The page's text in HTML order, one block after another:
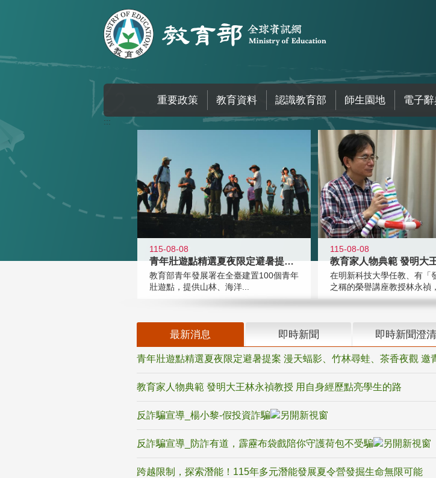
重要政策 教育資料 認識教育部 師生園地 電子
:::
115-08-08
青年壯遊點精選夏夜限定避暑提案 漫
教育部青年發展署在全臺建置100個青年
壯遊點，提供山林、海洋...
115-08-08
在明新科技大學任教、有「
之稱的榮譽講座教授林永禎
最新消息 即時新聞 即時新聞澄清
青年壯遊點精選夏夜限定避暑提案 漫天蝠影、竹林尋蛙、茶香夜觀 邀
教育家人物典範 發明大王林永禎教授 用自身經歷點亮學生的路
反詐騙宣導_楊小黎-假投資詐騙
反詐騙宣導_防詐有道，霹靂布袋戲陪你守護荷包不受騙
跨越限制，探索潛能！115年多元潛能發展夏令營發掘生命無限可能